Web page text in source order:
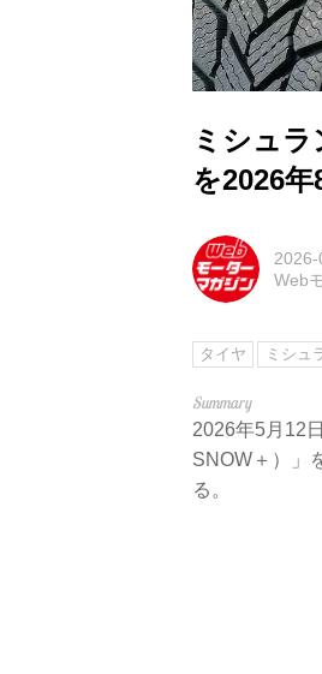
ミシュ
を2026
Web
タイヤ ミシュ
2026年5月12
SNOW＋）」
る。